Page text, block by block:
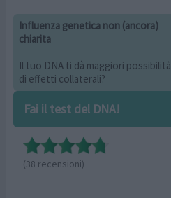
Influenza genetica non (ancora)
chiarita
Il tuo DNA ti dà maggiori possibilità
di effetti collaterali?
Fai il test del DNA!
(38 recensioni)